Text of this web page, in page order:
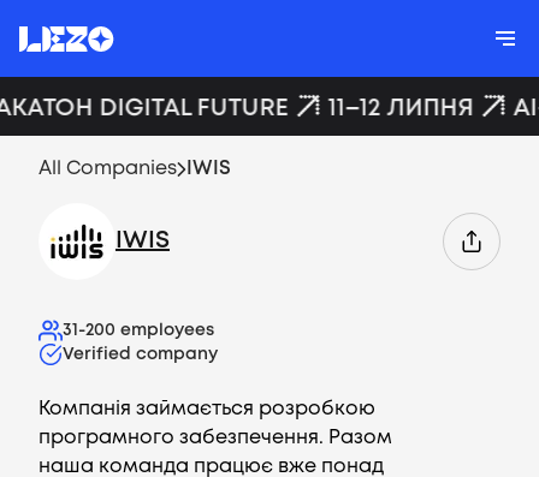
DIGITAL FUTURE 11–12 ЛИПНЯ
All Companies IWIS
IWIS
31-200 employees
Verified company
Компанія займається розробкою
програмного забезпечення. Разом
наша команда працює вже понад